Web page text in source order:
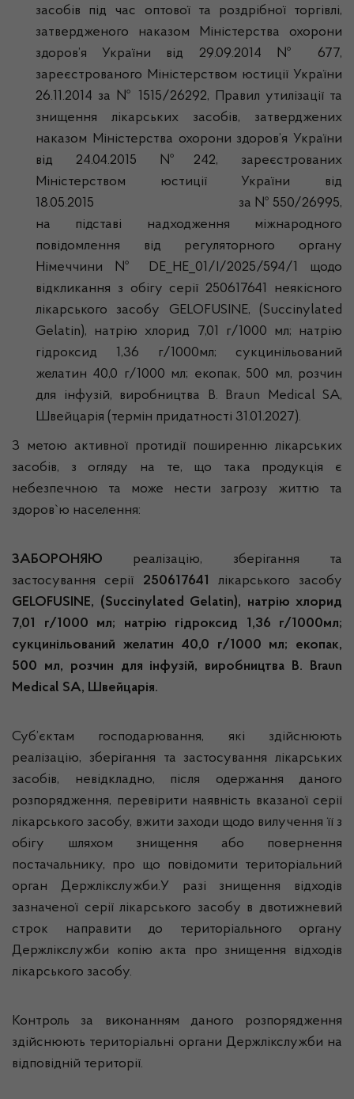
засобів під час оптової та роздрібної торгівлі,
затвердженого наказом Міністерства охорони
здоров’я України від 29.09.2014 № 677,
зареєстрованого Міністерством юстиції України
26.11.2014 за № 1515/26292, Правил утилізації та
знищення лікарських засобів, затверджених
наказом Міністерства охорони здоров’я України
від 24.04.2015 №242, зареєстрованих
Міністерством юстиції України від
18.05.2015 за № 550/26995,
на підставі надходження міжнародного
повідомлення від регуляторного органу
Німеччини № DE_HE_01/I/2025/594/1 щодо
відкликання з обігу серії 250617641 неякісного
лікарського засобу GELOFUSINE, (Succinylated
Gelatin), натрію хлорид 7,01 г/1000 мл; натрію
гідроксид 1,36 г/1000мл; сукцинільований
желатин 40,0 г/1000 мл; екопак, 500 мл, розчин
для інфузій, виробництва B. Braun Medical SA,
Швейцарія (термін придатності 31.01.2027).
З метою активної протидії поширенню лікарських
засобів, з огляду на те, що така продукція є
небезпечною та може нести загрозу життю та
здоров`ю населення:
ЗАБОРОНЯЮ реалізацію, зберігання та
застосування серії 250617641 лікарського засобу
GELOFUSINE, (Succinylated Gelatin), натрію хлорид
7,01 г/1000 мл; натрію гідроксид 1,36 г/1000мл;
сукцинільований желатин 40,0 г/1000 мл; екопак,
500 мл, розчин для інфузій, виробництва B. Braun
Medical SA, Швейцарія.
Суб’єктам господарювання, які здійснюють
реалізацію, зберігання та застосування лікарських
засобів, невідкладно, після одержання даного
розпорядження, перевірити наявність вказаної серії
лікарського засобу, вжити заходи щодо вилучення її з
обігу шляхом знищення або повернення
постачальнику, про що повідомити територіальний
орган Держлікслужби.У разі знищення відходів
зазначеної серії лікарського засобу в двотижневий
строк направити до територіального органу
Держлікслужби копію акта про знищення відходів
лікарського засобу.
Контроль за виконанням даного розпорядження
здійснюють територіальні органи Держлікслужби на
відповідній території.